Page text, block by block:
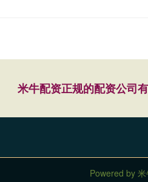
米牛配资正规的配资公司
Powered by